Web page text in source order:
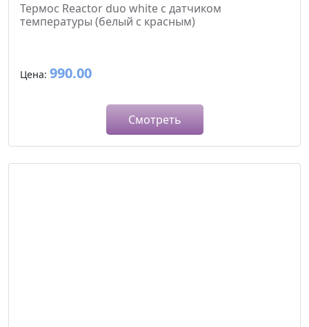
Термос Reactor duo white с датчиком
температуры (белый с красным)
Цена: 990.00
Смотреть